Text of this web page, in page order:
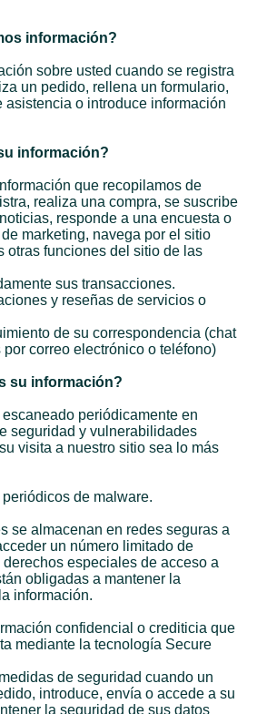
información?
sobre usted cuando se registra
un pedido, rellena un formulario,
asistencia o introduce información
información?
que recopilamos de
realiza una compra, se suscribe
responde a una encuesta o
marketing, navega por el sitio
otras funciones del sitio de las
sus transacciones.
y reseñas de servicios o
de su correspondencia (chat
correo electrónico o teléfono)
su información?
periódicamente en
seguridad y vulnerabilidades
visita a nuestro sitio sea lo más
de malware.
se almacenan en redes seguras a
un número limitado de
especiales de acceso a
obligadas a mantener la
información.
confidencial o crediticia que
mediante la tecnología Secure
de seguridad cuando un
introduce, envía o accede a su
la seguridad de sus datos